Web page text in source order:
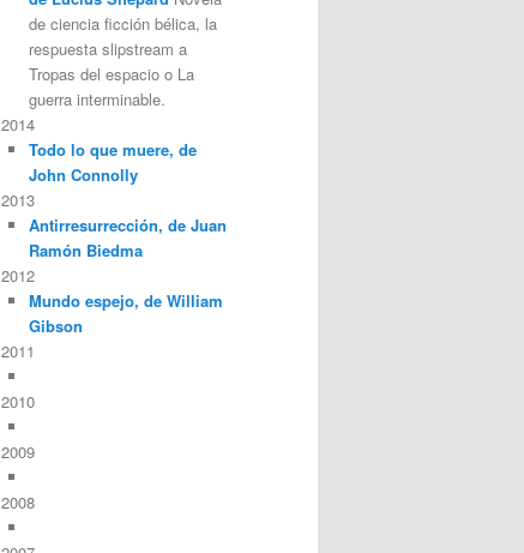
de ciencia ficción bélica, la
respuesta slipstream a
Tropas del espacio o La
guerra interminable.
2014
Todo lo que muere, de
John Connolly
2013
Antirresurrección, de Juan
Ramón Biedma
2012
Mundo espejo, de William
Gibson
2011
2010
2009
2008